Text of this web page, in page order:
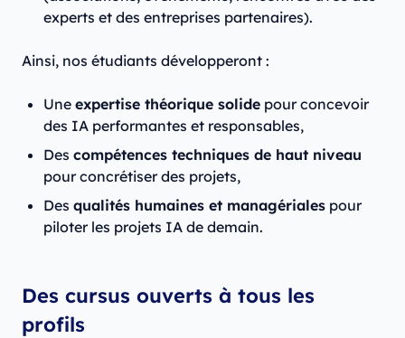
experts et des entreprises partenaires).
Ainsi, nos étudiants développeront :
Une expertise théorique solide pour concevoir
des IA performantes et responsables,
Des compétences techniques de haut niveau
pour concrétiser des projets,
Des qualités humaines et managériales pour
piloter les projets IA de demain.
Des cursus ouverts à tous les
profils